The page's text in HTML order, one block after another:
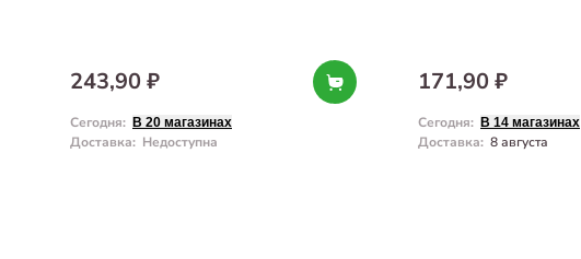
243,90 ₽
Сегодня: В 20 магазинах
Доставка: Недоступна
171,90 ₽
Сегодня: В 14 магазинах
Доставка: 8 августа